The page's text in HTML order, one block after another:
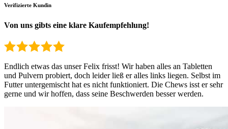
Verifizierte Kundin
Von uns gibts eine klare Kaufempfehlung!
Endlich etwas das unser Felix frisst! Wir haben alles an Tabletten
und Pulvern probiert, doch leider ließ er alles links liegen. Selbst im
Futter untergemischt hat es nicht funktioniert. Die Chews isst er sehr
gerne und wir hoffen, dass seine Beschwerden besser werden.